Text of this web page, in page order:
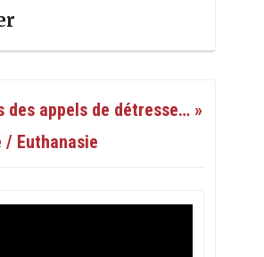
des appels de détresse… »
Euthanasie